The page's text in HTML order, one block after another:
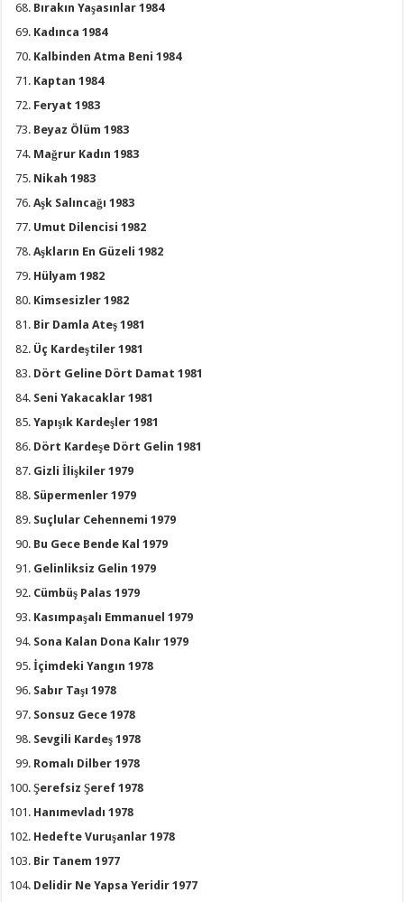
Bırakın Yaşasınlar 1984
Kadınca 1984
Kalbinden Atma Beni 1984
Kaptan 1984
Feryat 1983
Beyaz Ölüm 1983
Mağrur Kadın 1983
Nikah 1983
Aşk Salıncağı 1983
Umut Dilencisi 1982
Aşkların En Güzeli 1982
Hülyam 1982
Kimsesizler 1982
Bir Damla Ateş 1981
Üç Kardeştiler 1981
Dört Geline Dört Damat 1981
Seni Yakacaklar 1981
Yapışık Kardeşler 1981
Dört Kardeşe Dört Gelin 1981
Gizli İlişkiler 1979
Süpermenler 1979
Suçlular Cehennemi 1979
Bu Gece Bende Kal 1979
Gelinliksiz Gelin 1979
Cümbüş Palas 1979
Kasımpaşalı Emmanuel 1979
Sona Kalan Dona Kalır 1979
İçimdeki Yangın 1978
Sabır Taşı 1978
Sonsuz Gece 1978
Sevgili Kardeş 1978
Romalı Dilber 1978
Şerefsiz Şeref 1978
Hanımevladı 1978
Hedefte Vuruşanlar 1978
Bir Tanem 1977
Delidir Ne Yapsa Yeridir 1977